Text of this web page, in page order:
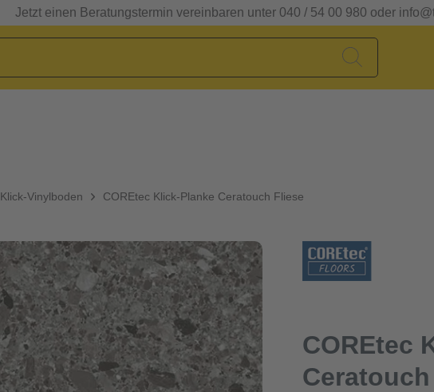
Jetzt einen Beratungstermin vereinbaren unter 040 / 54 00 980 oder
Klick-Vinylboden COREtec Klick-Planke Ceratouch Fliese
COREtec